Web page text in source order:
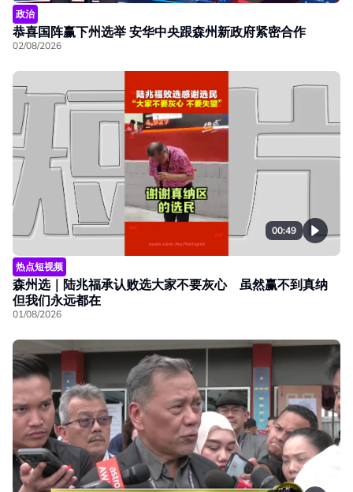
政治
恭喜国阵赢下州选举 安华中央跟森州新政府紧密合作
02/08/2026
00:49
热点短视频
森州选｜陆兆福承认败选大家不要灰心 虽然赢不到真纳
但我们永远都在
01/08/2026